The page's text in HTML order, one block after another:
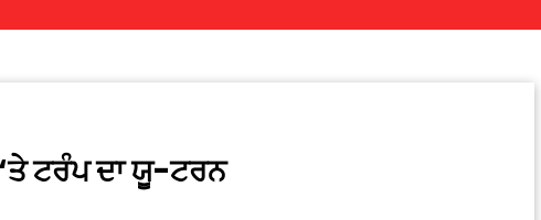
ਟਰੰਪ ਦਾ ਯੂ-ਟਰਨ